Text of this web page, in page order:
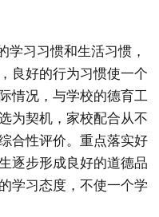
学习习惯和生活习惯，
良好的行为习惯使一个
情况，与学校的德育工
为契机，家校配合从不
合性评价。重点落实好
逐步形成良好的道德品
学习态度，不使一个学